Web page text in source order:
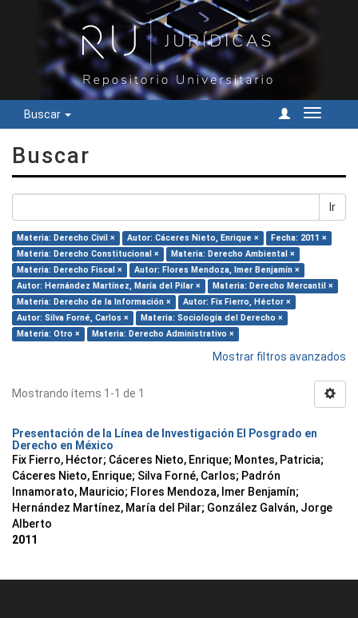
Buscar
Cambiar
Buscar
Ir
Materia: Derecho Civil × Autor: Cáceres Nieto, Enrique ×
Fecha: 2011 ×
Materia: Derecho Constitucional ×
Materia: Derecho Ambiental ×
Materia: Derecho Fiscal ×
Autor: Flores Mendoza, Imer Benjamín ×
Autor: Hernández Martínez, María del Pilar ×
Materia: Derecho Mercantil ×
Materia: Derecho de la Información ×
Autor: Fix Fierro, Héctor ×
Autor: Silva Forné, Carlos ×
Materia: Sociología del Derecho ×
Materia: Otro ×
Materia: Derecho Administrativo ×
Mostrar filtros avanzados
Mostrando ítems 1-1 de 1
Presentación de la Línea de Investigación El Posgrado en
Derecho en México
Fix Fierro, Héctor; Cáceres Nieto, Enrique; Montes, Patricia;
Cáceres Nieto, Enrique; Silva Forné, Carlos; Padrón
Innamorato, Mauricio; Flores Mendoza, Imer Benjamín;
Hernández Martínez, María del Pilar; González Galván, Jorge
Alberto
2011